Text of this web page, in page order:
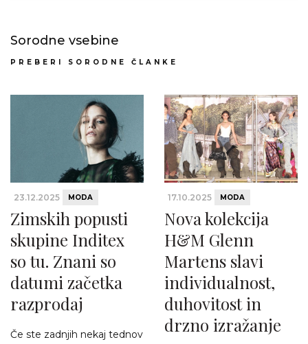
Sorodne vsebine
PREBERI SORODNE ČLANKE
23.12.2025 MODA
Zimskih popusti
skupine Inditex
so tu. Znani so
datumi začetka
razprodaj
Če ste zadnjih nekaj tednov
17.10.2025 MODA
Nova kolekcija
H&M Glenn
Martens slavi
individualnost,
duhovitost in
drzno izražanje